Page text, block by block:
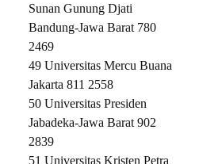
Sunan Gunung Djati
Bandung-Jawa Barat 780
2469
49 Universitas Mercu Buana
Jakarta 811 2558
50 Universitas Presiden
Jabadeka-Jawa Barat 902
2839
51 Universitas Kristen Petra